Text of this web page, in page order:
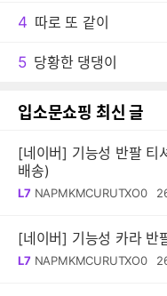
4 따로 또 같이
5 당황한 댕댕이
입소문쇼핑 최신 글
[네이버] 기능성 반팔 티
배송)
L7 NAPMKMCURUTXO0
[네이버] 기능성 카라
L7 NAPMKMCURUTXO0